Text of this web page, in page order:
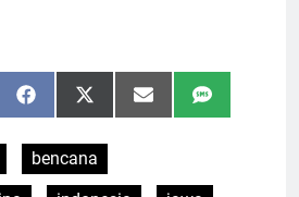
Share
on
FacebookShare
on
X
(Twitter)
Share
on
Email Share
on
SMS
bencana